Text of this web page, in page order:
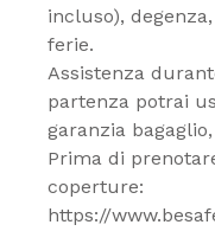
incluso),
ferie.
Assistenza
partenza potrai
garanzia
Prima di
coperture:
https://